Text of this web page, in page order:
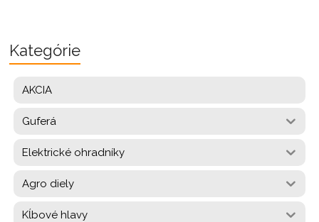
Kategórie
AKCIA
Guferá
Elektrické ohradníky
Agro diely
Kĺbové hlavy